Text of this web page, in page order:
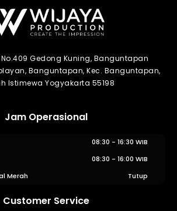
Gedong Kuning, Banguntapan
Banguntapan, Kec. Banguntapan,
Istimewa Yogyakarta 55198
Jam Operasional
08:30 - 16:30 WIB
08:30 - 16:00 WIB
Merah
Tutup
Customer Service